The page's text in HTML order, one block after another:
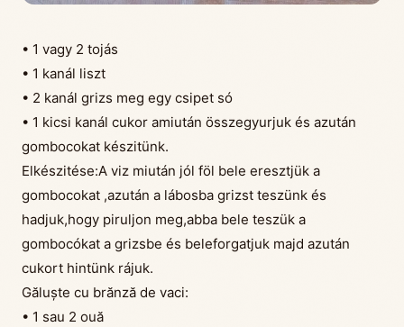
• 1 vagy 2 tojás
• 1 kanál liszt
• 2 kanál grizs meg egy csipet só
• 1 kicsi kanál cukor amiután összegyurjuk és azután
gombocokat készitünk.
Elkészitése:A viz miután jól föl bele eresztjük a
gombocokat ,azután a lábosba grizst teszünk és
hadjuk,hogy piruljon meg,abba bele teszük a
gombocókat a grizsbe és beleforgatjuk majd azután
cukort hintünk rájuk.
Găluște cu brănză de vaci:
• 1 sau 2 ouă